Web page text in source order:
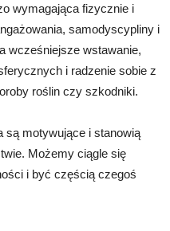
wymagająca fizycznie i
samodyscypliny i
wcześniejsze wstawanie,
i radzenie sobie z
roślin czy szkodniki.
są motywujące i stanowią
Możemy ciągle się
i być częścią czegoś